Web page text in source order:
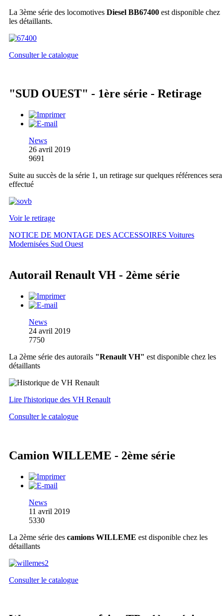
La 3ème série des locomotives Diesel BB67400 est disponible chez
les détaillants.
Consulter le catalogue
"SUD OUEST" - 1ère série - Retirage
News
26 avril 2019
9691
Suite au succès de la série 1, un retirage sur quelques références sera
effectué
Voir le retirage
NOTICE DE MONTAGE DES ACCESSOIRES Voitures
Modernisées Sud Ouest
Autorail Renault VH - 2ème série
News
24 avril 2019
7750
La 2ème série des autorails "Renault VH" est disponible chez les
détaillants
Lire l'historique des VH Renault
Consulter le catalogue
Camion WILLEME - 2ème série
News
11 avril 2019
5330
La 2ème série des camions WILLEME est disponible chez les
détaillants
Consulter le catalogue